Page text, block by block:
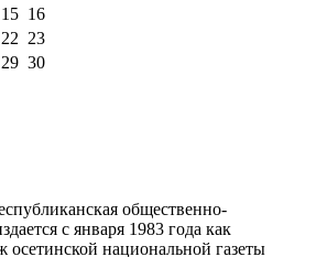
15 16
22 23
29 30
общественно-
с января 1983 года как
осетинской национальной газеты